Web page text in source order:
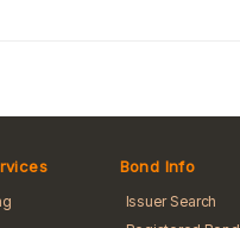
Bond Info
Issuer Search